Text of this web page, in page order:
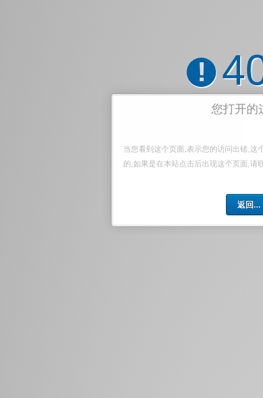
!
您打开的
当您看到这个页面,表示您的访问出错,这
的,如果是在本站点击后出现这个页面,请
返回...